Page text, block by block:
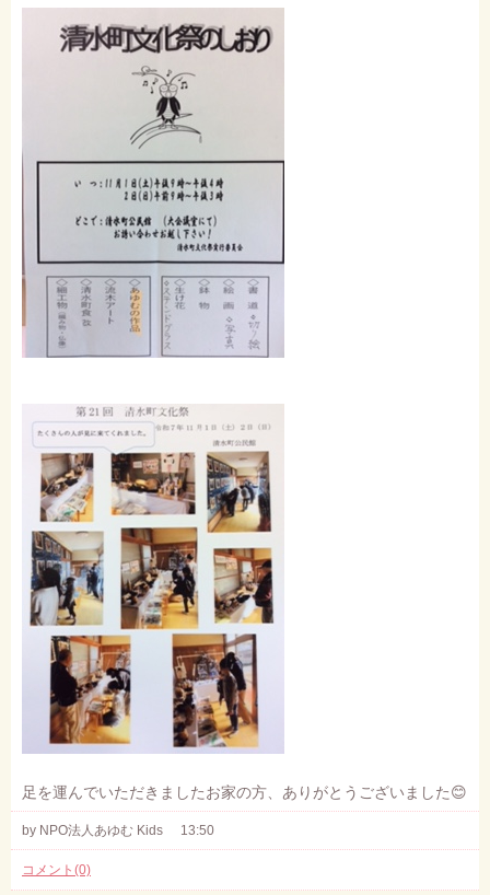
足を運んでいただきましたお家の方、ありがとうございました😊
by NPO法人あゆむ Kids 13:50
コメント(0)